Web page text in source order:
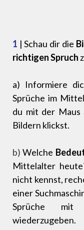
1 | Schau dir die
richtigen Spruch
a) Informiere
Sprüche im
du mit der Maus
Bildern klickst.
b) Welche
Mittelalter
nicht kennst,
einer
Sprüche mit
wiederzugeben.